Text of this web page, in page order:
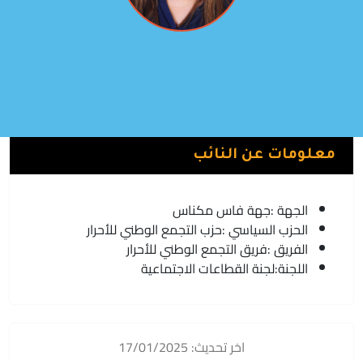
معلومات عن النائب
الجهة :جهة فاس مكناس
الحزب السياسي :حزب التجمع الوطني للأحرار
الفريق :فريق التجمع الوطني للأحرار
اللجنة:لجنة القطاعات الاجتماعية
اخر تحديث: 17/01/2025